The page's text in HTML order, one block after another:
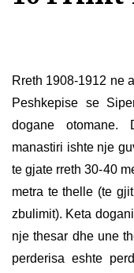
Rreth 1908-1912 ne
Peshkepise se
dogane otomane.
manastiri ishte nje
te gjate rreth 30-40
metra te thelle (te
zbulimit). Keta
nje thesar dhe une
perderisa eshte